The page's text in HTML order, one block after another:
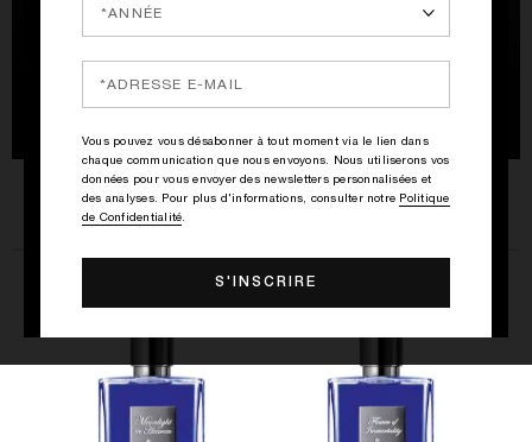
Fraîcheur fruitée
Vous pouvez vous désabonner à tout moment via le lien dans
chaque communication que nous envoyons. Nous utiliserons vos
données pour vous envoyer des newsletters personnalisées et
des analyses. Pour plus d'informations, consulter notre Politique
de Confidentialité.